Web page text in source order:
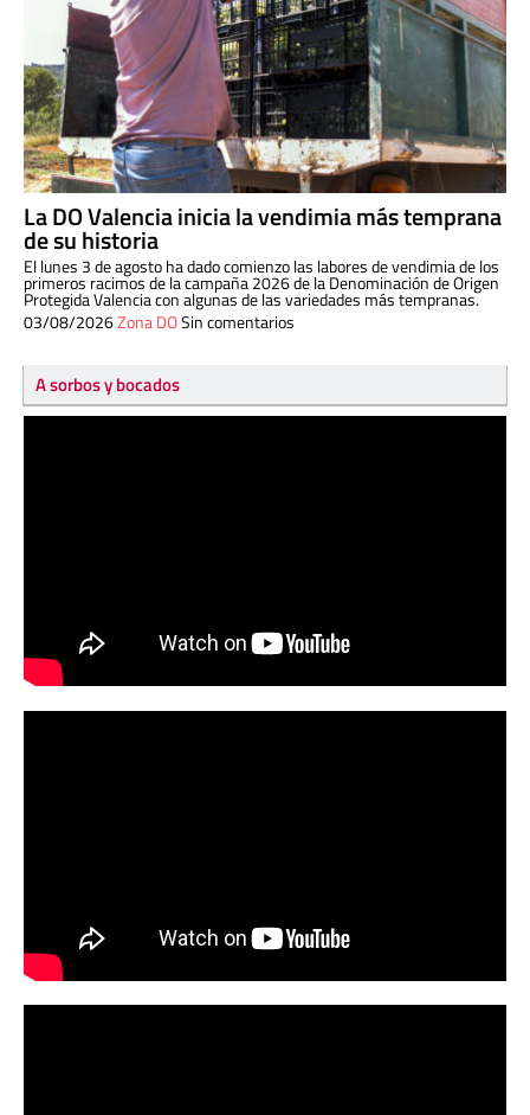
La DO Valencia inicia la vendimia más temprana
de su historia
El lunes 3 de agosto ha dado comienzo las labores de vendimia de los
primeros racimos de la campaña 2026 de la Denominación de Origen
Protegida Valencia con algunas de las variedades más tempranas.
03/08/2026Zona DOSin comentarios
A sorbos y bocados